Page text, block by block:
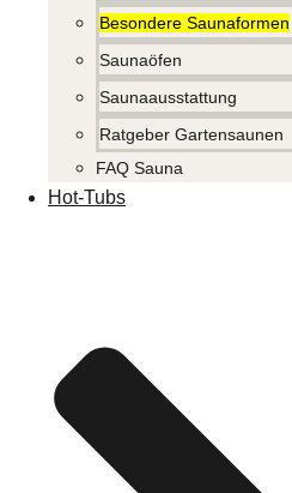
Besondere Saunaformen
Saunaöfen
Saunaausstattung
Ratgeber Gartensaunen
FAQ Sauna
Hot-Tubs